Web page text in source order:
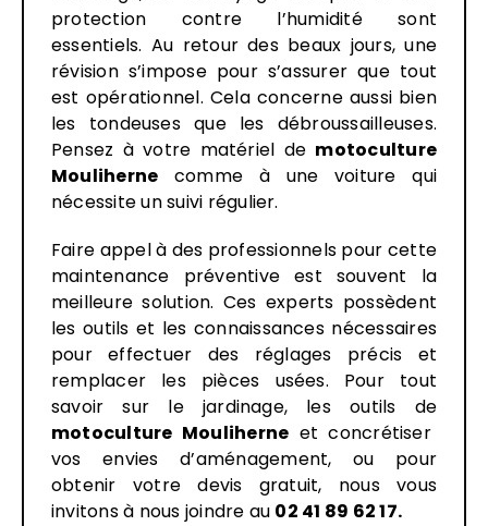
protection contre l’humidité sont
essentiels. Au retour des beaux jours, une
révision s’impose pour s’assurer que tout
est opérationnel. Cela concerne aussi bien
les tondeuses que les débroussailleuses.
Pensez à votre matériel de motoculture
Mouliherne comme à une voiture qui
nécessite un suivi régulier.
Faire appel à des professionnels pour cette
maintenance préventive est souvent la
meilleure solution. Ces experts possèdent
les outils et les connaissances nécessaires
pour effectuer des réglages précis et
remplacer les pièces usées. Pour tout
savoir sur le jardinage, les outils de
motoculture Mouliherne et concrétiser
vos envies d’aménagement, ou pour
obtenir votre devis gratuit, nous vous
invitons à nous joindre au 02 41 89 62 17.